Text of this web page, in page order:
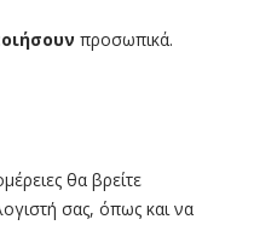
προσωπικά.
θα βρείτε
σας, όπως και να